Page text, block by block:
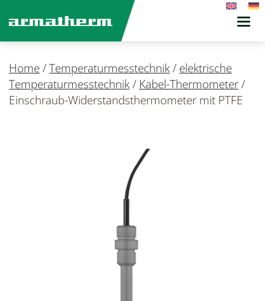
Home/Temperaturmesstechnik/ elektrische
Temperaturmesstechnik/ Kabel-Thermometer/
Einschraub-Widerstandsthermometer mit PTFE